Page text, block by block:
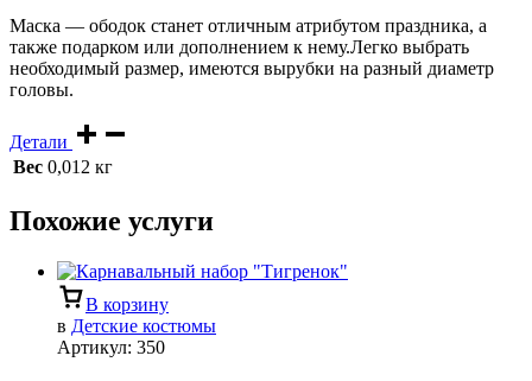
Маска — ободок станет отличным атрибутом праздника, а
также подарком или дополнением к нему.Легко выбрать
необходимый размер, имеются вырубки на разный диаметр
головы.
Детали
Вес 0,012 кг
Похожие услуги
В корзину
в Детские костюмы
Артикул: 350